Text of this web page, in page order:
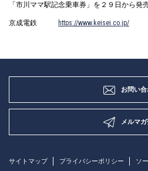
「市川ママ駅記念乗車券」を２９日から発
京成電鉄 https://www.keisei.co.jp/
お問い
メルマ
サイトマップ プライバシーポリシー ソ